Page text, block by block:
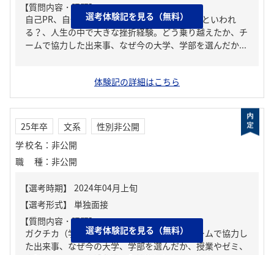
【質問内容・課題】
自己PR、自分の強み/弱み、周りからどんな人といわれ
る？、人生の中で大きな挫折経験。どう乗り越えたか、チ
ームで協力した出来事、なぜ今の大学、学部を選んだか...
選考体験記を見る（無料）
体験記の詳細はこちら
25年卒 文系
性別非公開
学校名 ： 非公開
職種 ： 非公開
【質問内容・課題】
ガクチカ（学生時代に力を入れたこと）、チームで協力し
た出来事、なぜ今の大学、学部を選んだか、授業やゼミ、
選考体験記を見る（無料）